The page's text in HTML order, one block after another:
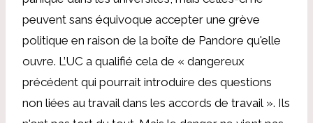
peuvent sans équivoque accepter une grève
politique en raison de la boîte de Pandore qu'elle
ouvre. L’UC a qualifié cela de « dangereux
précédent qui pourrait introduire des questions
non liées au travail dans les accords de travail ». Ils